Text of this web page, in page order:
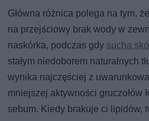
Główna różnica polega na tym,
na przejściowy brak wody w
naskórka, podczas gdy sucha
stałym niedoborem naturalnych
wynika najczęściej z
mniejszej aktywności gruczołów
sebum. Kiedy brakuje ci lipidów,